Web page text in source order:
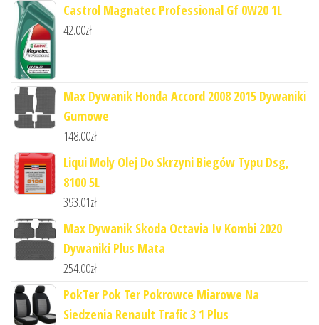
Castrol Magnatec Professional Gf 0W20 1L
42.00zł
Max Dywanik Honda Accord 2008 2015 Dywaniki
Gumowe
148.00zł
Liqui Moly Olej Do Skrzyni Biegów Typu Dsg,
8100 5L
393.01zł
Max Dywanik Skoda Octavia Iv Kombi 2020
Dywaniki Plus Mata
254.00zł
PokTer Pok Ter Pokrowce Miarowe Na
Siedzenia Renault Trafic 3 1 Plus